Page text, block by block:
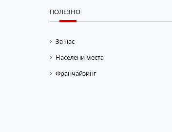
ПОЛЕЗНО
За нас
Населени места
Франчайзинг